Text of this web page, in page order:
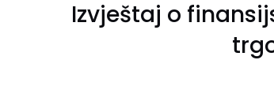
Izvještaj o